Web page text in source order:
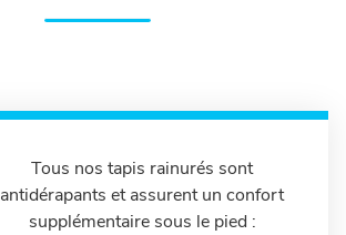
Tous nos tapis rainurés sont
antidérapants et assurent un confort
supplémentaire sous le pied :